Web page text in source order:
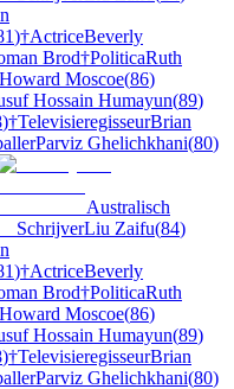
)†ActriceBeverly
Brod†PoliticaRuth
Howard Moscoe(86)
Hossain Humayun(89)
)†TelevisieregisseurBrian
Parviz Ghelichkhani(80)
Australisch
SchrijverLiu Zaifu(84)
)†ActriceBeverly
Brod†PoliticaRuth
Howard Moscoe(86)
Hossain Humayun(89)
)†TelevisieregisseurBrian
Parviz Ghelichkhani(80)